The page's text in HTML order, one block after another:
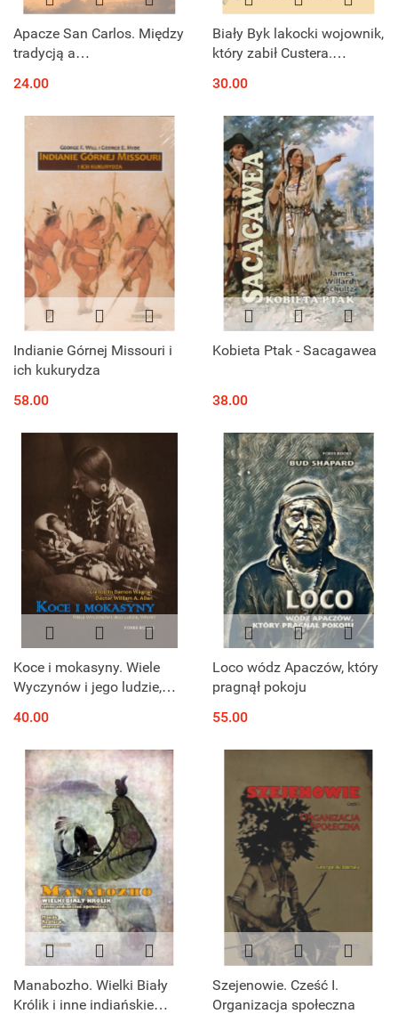
Apacze San Carlos. Między
tradycją a
24.00
Biały Byk lakocki wojownik,
który zabił Custera.
Josepha White Bull
30.00
Indianie Górnej Missouri i
ich kukurydza
58.00
Kobieta Ptak - Sacagawea
38.00
Koce i mokasyny. Wiele
Wyczynów i jego ludzie,
40.00
Loco wódz Apaczów, który
pragnął pokoju
55.00
Manabozho. Wielki Biały
Królik i inne indiańskie
Szejenowie. Cześć I.
Organizacja społeczna